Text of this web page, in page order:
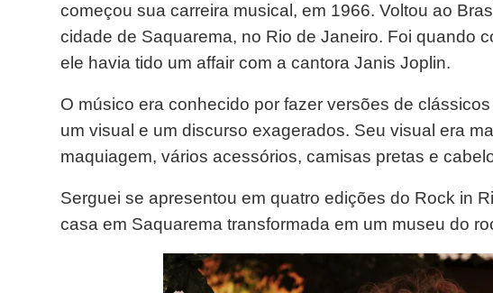
começou sua carreira musical, em 1966. Voltou ao
cidade de Saquarema, no Rio de Janeiro. Foi quando
ele havia tido um affair com a cantora Janis Joplin.
O músico era conhecido por fazer versões de
um visual e um discurso exagerados. Seu visual era
maquiagem, vários acessórios, camisas pretas e
Serguei se apresentou em quatro edições do Rock in
casa em Saquarema transformada em um museu do